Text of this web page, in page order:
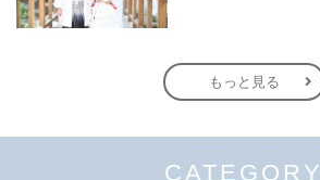
もっと見る
CATEGORY